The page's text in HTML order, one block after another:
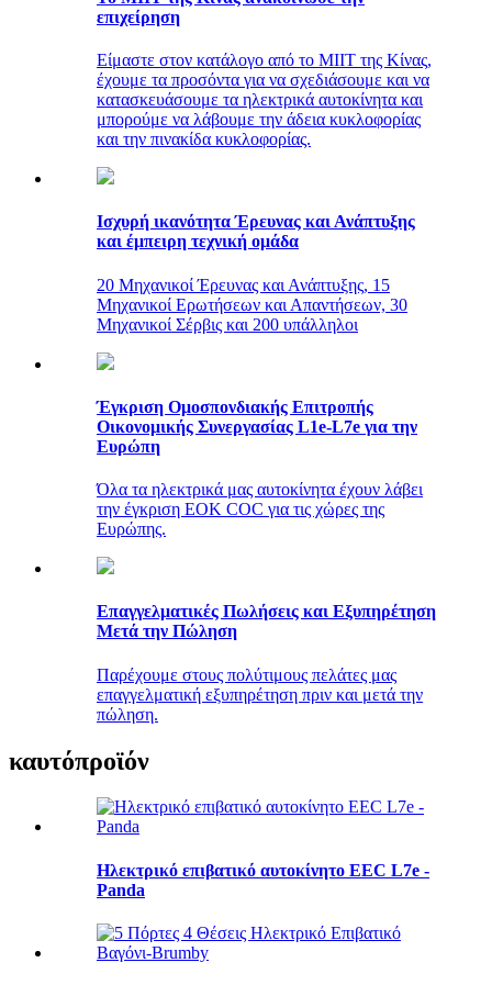
επιχείρηση
Είμαστε στον κατάλογο από το MIIT της Κίνας,
έχουμε τα προσόντα για να σχεδιάσουμε και να
κατασκευάσουμε τα ηλεκτρικά αυτοκίνητα και
μπορούμε να λάβουμε την άδεια κυκλοφορίας
και την πινακίδα κυκλοφορίας.
Ισχυρή ικανότητα Έρευνας και Ανάπτυξης
και έμπειρη τεχνική ομάδα
20 Μηχανικοί Έρευνας και Ανάπτυξης, 15
Μηχανικοί Ερωτήσεων και Απαντήσεων, 30
Μηχανικοί Σέρβις και 200 ​​υπάλληλοι
Έγκριση Ομοσπονδιακής Επιτροπής
Οικονομικής Συνεργασίας L1e-L7e για την
Ευρώπη
Όλα τα ηλεκτρικά μας αυτοκίνητα έχουν λάβει
την έγκριση ΕΟΚ COC για τις χώρες της
Ευρώπης.
Επαγγελματικές Πωλήσεις και Εξυπηρέτηση
Μετά την Πώληση
Παρέχουμε στους πολύτιμους πελάτες μας
επαγγελματική εξυπηρέτηση πριν και μετά την
πώληση.
καυτόπροϊόν
Ηλεκτρικό επιβατικό αυτοκίνητο EEC L7e -
Panda